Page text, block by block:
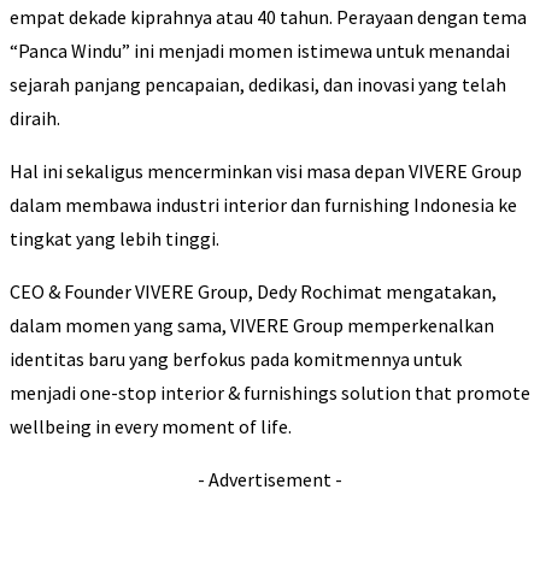
empat dekade kiprahnya atau 40 tahun. Perayaan dengan tema
“Panca Windu” ini menjadi momen istimewa untuk menandai
sejarah panjang pencapaian, dedikasi, dan inovasi yang telah
diraih.
Hal ini sekaligus mencerminkan visi masa depan VIVERE Group
dalam membawa industri interior dan furnishing Indonesia ke
tingkat yang lebih tinggi.
CEO & Founder VIVERE Group, Dedy Rochimat mengatakan,
dalam momen yang sama, VIVERE Group memperkenalkan
identitas baru yang berfokus pada komitmennya untuk
menjadi one-stop interior & furnishings solution that promote
wellbeing in every moment of life.
- Advertisement -